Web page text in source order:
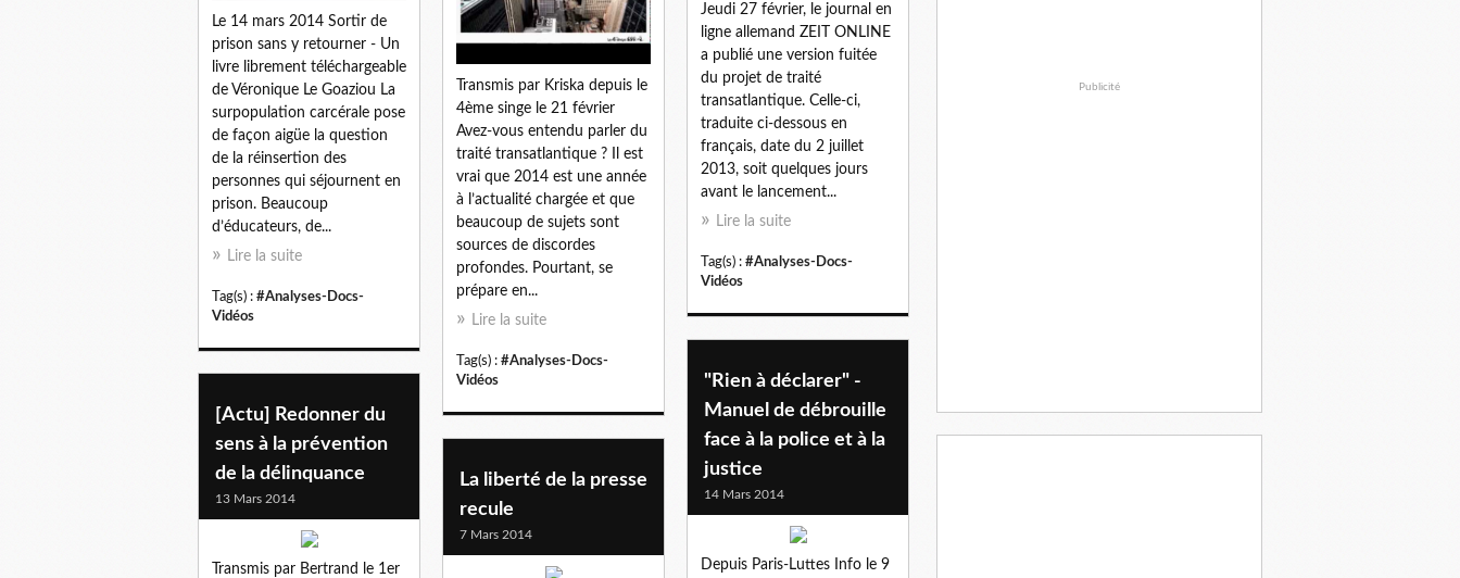
Le 14 mars 2014 Sortir de
prison sans y retourner - Un
livre librement téléchargeable
de Véronique Le Goaziou La
surpopulation carcérale pose
de façon aigüe la question
de la réinsertion des
personnes qui séjournent en
prison. Beaucoup
d’éducateurs, de...
Lire la suite
Tag(s) : #Analyses-Docs-
Vidéos
Transmis par Kriska depuis le
4ème singe le 21 février
Avez-vous entendu parler du
traité transatlantique ? Il est
vrai que 2014 est une année
à l’actualité chargée et que
beaucoup de sujets sont
sources de discordes
profondes. Pourtant, se
prépare en...
Lire la suite
Tag(s) : #Analyses-Docs-
Vidéos
Jeudi 27 février, le journal en
ligne allemand ZEIT ONLINE
a publié une version fuitée
du projet de traité
transatlantique. Celle-ci,
traduite ci-dessous en
français, date du 2 juillet
2013, soit quelques jours
avant le lancement...
Lire la suite
Tag(s) : #Analyses-Docs-
Vidéos
"Rien à déclarer" -
Manuel de débrouille
face à la police et à la
justice
14 Mars 2014
Depuis Paris-Luttes Info le 9
[Actu] Redonner du
sens à la prévention
de la délinquance
13 Mars 2014
Transmis par Bertrand le 1er
La liberté de la presse
recule
7 Mars 2014
Publicité